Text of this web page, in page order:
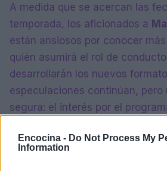
Encocina - Do Not Process My
Information
A medida que se acercan las
temporada, los aficionados a
están ansiosos por conocer
quién asumirá el rol de
desarrollarán los nuevos
especulaciones continúan, pero
segura: el interés por el